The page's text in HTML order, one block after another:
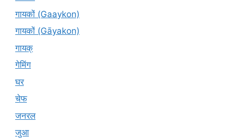
गायकों (Gaaykon)
गायकों (Gāyakon)
गायक्
गेमिंग
घर
चेफ
जनरल
जुआ